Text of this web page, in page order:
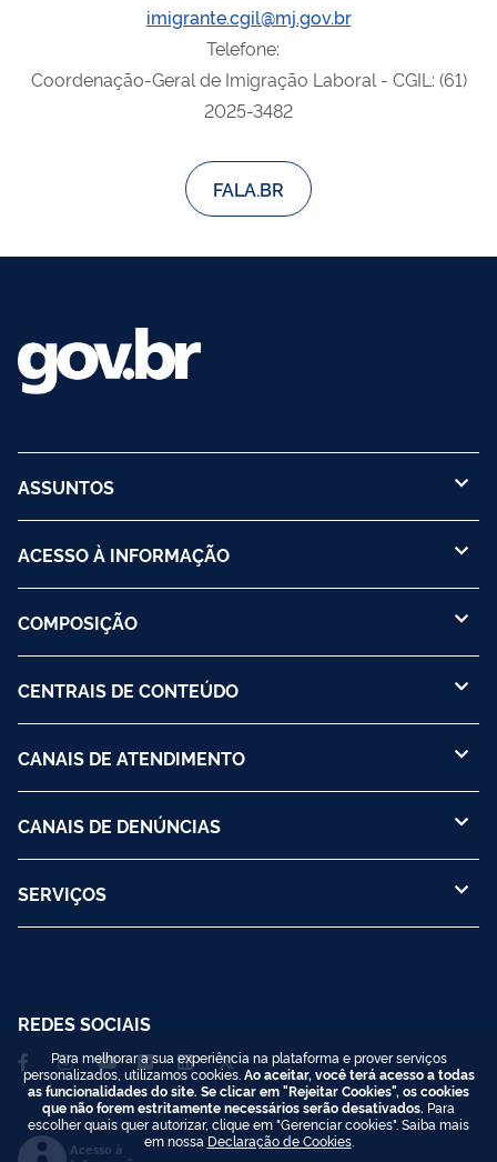
imigrante.cgil@mj.gov.br
Telefone:
Coordenação-Geral de Imigração Laboral - CGIL: (61)
2025-3482
FALA.BR
ASSUNTOS
ACESSO À INFORMAÇÃO
COMPOSIÇÃO
CENTRAIS DE CONTEÚDO
CANAIS DE ATENDIMENTO
CANAIS DE DENÚNCIAS
SERVIÇOS
REDES SOCIAIS
Acesso à
Para melhorar a sua experiência na plataforma e prover serviços
personalizados, utilizamos cookies. Ao aceitar, você terá acesso a todas
as funcionalidades do site. Se clicar em "Rejeitar Cookies", os cookies
que não forem estritamente necessários serão desativados. Para
escolher quais quer autorizar, clique em "Gerenciar cookies". Saiba mais
em nossa Declaração de Cookies.